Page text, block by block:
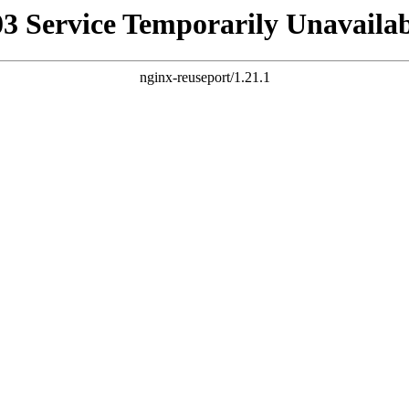
Service Temporarily
nginx-reuseport/1.21.1